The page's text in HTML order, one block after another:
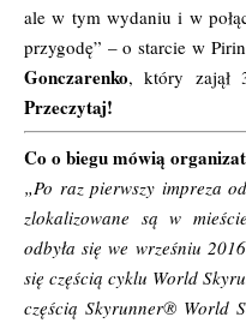
ale w tym wydaniu i w
przygodę” – o starcie w
Gonczarenko, który zajął
Przeczytaj!
Co o biegu mówią
„Po raz pierwszy impreza
zlokalizowane są w
odbyła się we wrześniu
się częścią cyklu World
częścią Skyrunner® World